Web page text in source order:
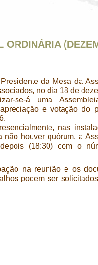
ORDINÁRIA
da Mesa da
no dia 18 de
se-á uma
e votação do
nas
não houver quórum, a
(18:30) com o
na reunião e os
podem ser